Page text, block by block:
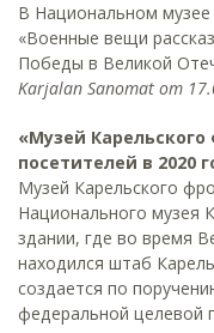
В Национальном музее
«Военные вещи
Победы в Великой
Karjalan Sanomat от
«Музей
посетителей в 2020
Музей Карельского
Национального музея
здании, где во время
находился штаб
создается по
федеральной целевой